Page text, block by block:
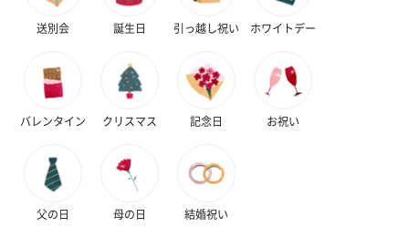
送別会 誕生日 引っ越し祝い ホワイトデー
バレンタイン クリスマス 記念日 お祝い
父の日 母の日 結婚祝い